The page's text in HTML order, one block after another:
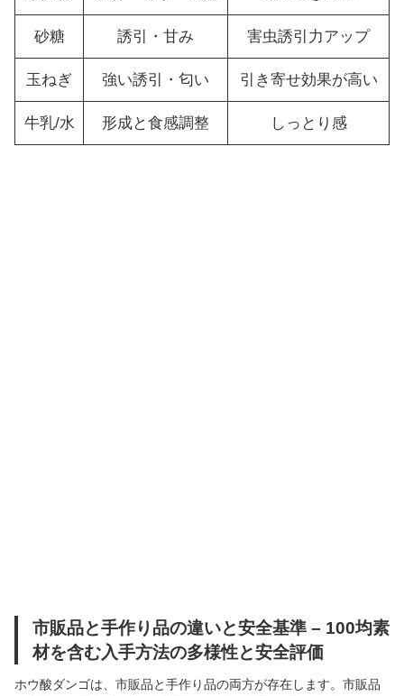
砂糖 誘引・甘み 害虫誘引力アップ
玉ねぎ 強い誘引・匂い 引き寄せ効果が高い
牛乳/水 形成と食感調整 しっとり感
市販品と手作り品の違いと安全基準 – 100均素
材を含む入手方法の多様性と安全評価
ホウ酸ダンゴは、市販品と手作り品の両方が存在します。市販品